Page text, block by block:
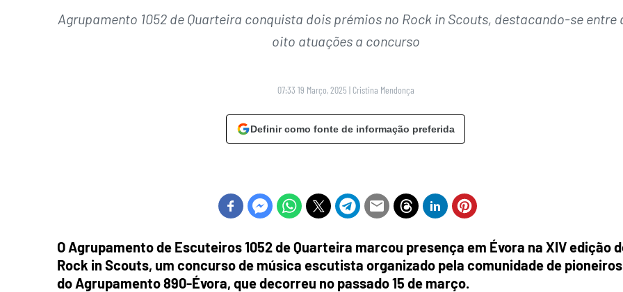
Agrupamento 1052 de Quarteira conquista dois prémios no Rock in Scouts, destacando-se entre
oito atuações a concurso
07:33 19 Março, 2025 | Cristina Mendonça
Definir como fonte de informação preferida
O Agrupamento de Escuteiros 1052 de Quarteira marcou presença em Évora na XIV edição
Rock in Scouts, um concurso de música escutista organizado pela comunidade de pioneiros
do Agrupamento 890-Évora, que decorreu no passado 15 de março.